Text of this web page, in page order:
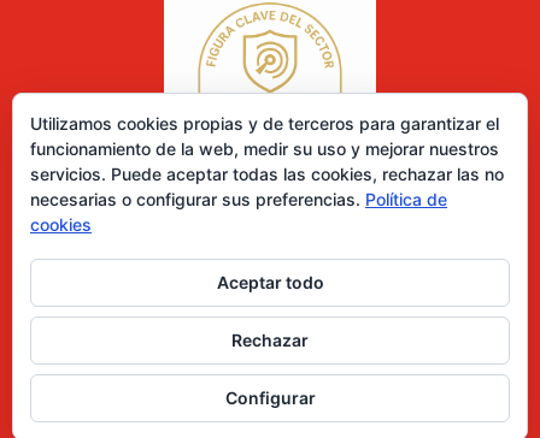
0 elementos
Desarrollado por Diseñador web para empresas
Utilizamos cookies propias y de terceros para garantizar el
funcionamiento de la web, medir su uso y mejorar nuestros
servicios. Puede aceptar todas las cookies, rechazar las no
necesarias o configurar sus preferencias. Política de
cookies
Aceptar todo
Rechazar
Configurar